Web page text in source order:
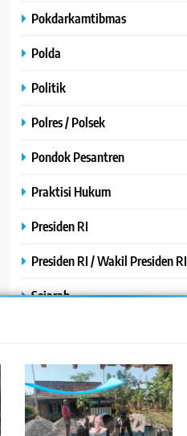
Pokdarkamtibmas
Polda
Politik
Polres / Polsek
Pondok Pesantren
Praktisi Hukum
Presiden RI
Presiden RI / Wakil Presiden RI
Sejarah
SPPG /MBG
TNI AU